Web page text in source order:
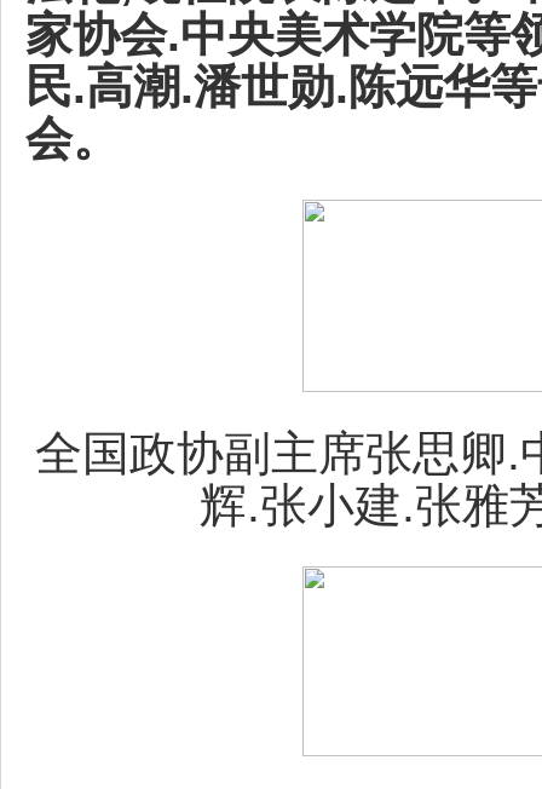
家协会.中央美术学院等
民.高潮.潘世勋.陈远华
会。
全国政协副主席张思卿
辉.张小建.张雅